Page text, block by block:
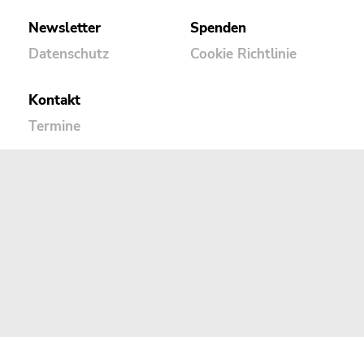
Newsletter
Datenschutz
Spenden
Cookie Richtlinie
Kontakt
Termine